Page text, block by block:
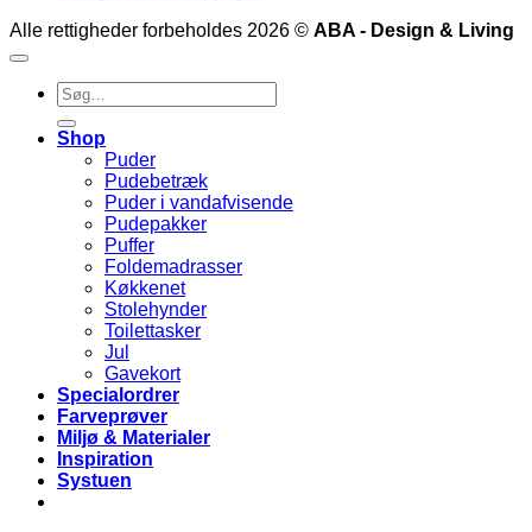
Alle rettigheder forbeholdes 2026 © ABA - Design & Living
Søg
efter:
Shop
Puder
Pudebetræk
Puder i vandafvisende
Pudepakker
Puffer
Foldemadrasser
Køkkenet
Stolehynder
Toilettasker
Jul
Gavekort
Specialordrer
Farveprøver
Miljø & Materialer
Inspiration
Systuen